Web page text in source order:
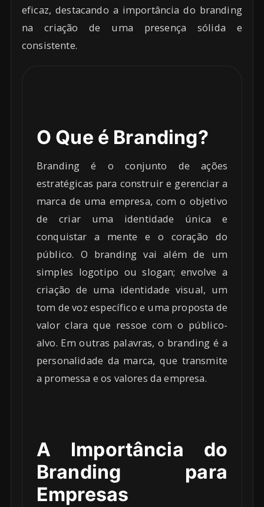
eficaz, destacando a importância do branding
na criação de uma presença sólida e
consistente.
O Que é Branding?
Branding é o conjunto de ações
estratégicas para construir e gerenciar a
marca de uma empresa, com o objetivo
de criar uma identidade única e
conquistar a mente e o coração do
público. O branding vai além de um
simples logotipo ou slogan; envolve a
criação de uma identidade visual, um
tom de voz específico e uma proposta de
valor clara que ressoe com o público-
alvo. Em outras palavras, o branding é a
personalidade da marca, que transmite
a promessa e os valores da empresa.
A Importância do
Branding para
Empresas